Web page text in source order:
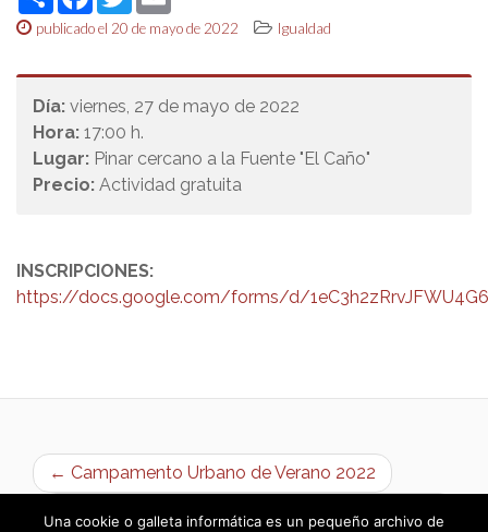
publicado el 20 de mayo de 2022 Igualdad
Día: viernes, 27 de mayo de 2022
Hora: 17:00 h.
Lugar: Pinar cercano a la Fuente "El Caño"
Precio: Actividad gratuita
INSCRIPCIONES:
https://docs.google.com/forms/d/
← Campamento Urbano de Verano 2022
APLAZADO: Pasacalles: A.M. «Santa Cecilia» →
Una cookie o galleta informática es un pequeño archivo de